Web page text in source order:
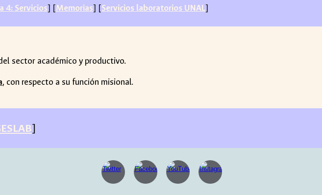
4: Servicios] [Memorias] [Servicios laboratorios UNAL]
sector académico y productivo.
, con respecto a su función misional.
]